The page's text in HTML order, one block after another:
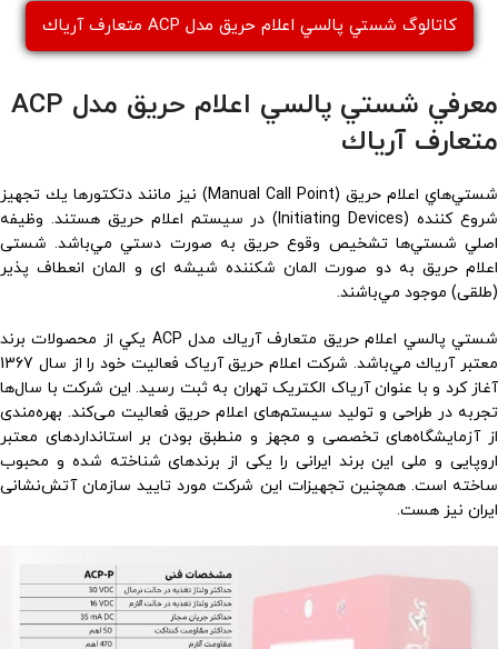
کاتالوگ شستي پالسي اعلام حريق مدل ACP متعارف آرياك
معرفي شستي پالسي اعلام حريق مدل ACP
متعارف آرياك
شستي‌هاي اعلام حريق (Manual Call Point) نيز مانند دتكتورها يك تجهيز
شروع كننده (Initiating Devices) در سيستم اعلام حريق هستند. وظيفه
اصلي شستي‌ها تشخيص وقوع حريق به صورت دستي مي‌باشد. شستی
اعلام حریق به دو صورت المان شکننده شیشه ای و المان انعطاف پذیر
(طلقی) موجود مي‌باشند.
شستي پالسي اعلام حريق متعارف آرياك مدل ACP يكي از محصولات برند
معتبر آرياك مي‌باشد. شرکت اعلام حریق آریاک فعالیت خود را از سال 1367
آغاز کرد و با عنوان آریاک الکتریک تهران به ثبت رسید. این شرکت با سال‌ها
تجربه در طراحی و تولید سیستم‌های اعلام حریق فعالیت می‌کند. بهره‌مندی
از آزمایشگاه‌های تخصصی و مجهز و منطبق بودن بر استانداردهای معتبر
اروپایی و ملی این برند ایرانی را یکی از برندهای شناخته شده و محبوب
ساخته است. همچنين تجهیزات این شرکت مورد تایید سازمان آتش‌نشانی
ایران نیز هست.